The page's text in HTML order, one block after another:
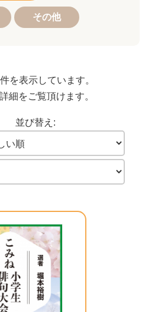
その他
を表示しています。
細をご覧頂けます。
並び替え: